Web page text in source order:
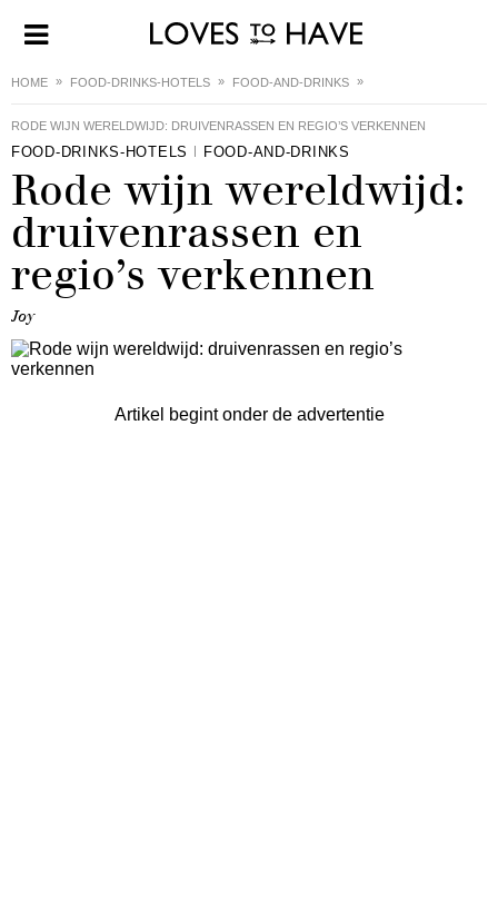
HOME FOOD-DRINKS-HOTELS FOOD-AND-DRINKS
RODE WIJN WERELDWIJD: DRUIVENRASSEN EN REGIO’S VERKENNEN
FOOD-DRINKS-HOTELS FOOD-AND-DRINKS
Rode wijn wereldwijd:
druivenrassen en
regio’s verkennen
Joy
Artikel begint onder de advertentie